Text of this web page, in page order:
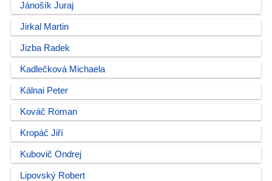
Jánošík Juraj
Jirkal Martin
Jizba Radek
Kadlečková Michaela
Kálnai Peter
Kováč Roman
Kropáč Jiří
Kubovič Ondrej
Lipovský Robert